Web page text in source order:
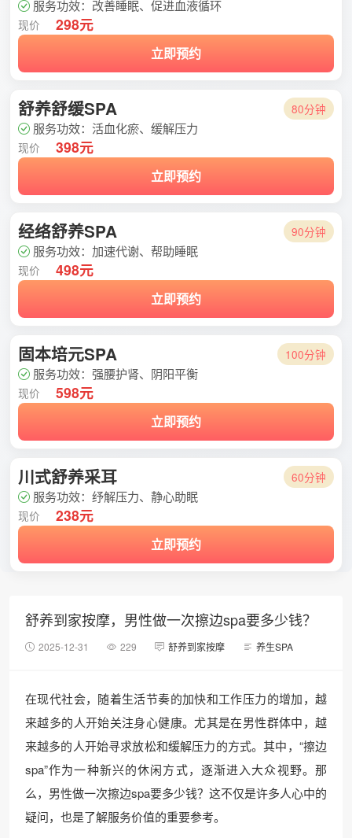
服务功效：改善睡眠、促进血液循环
现价 298元
立即预约
舒养舒缓SPA 80分钟
服务功效：活血化瘀、缓解压力
现价 398元
立即预约
经络舒养SPA 90分钟
服务功效：加速代谢、帮助睡眠
现价 498元
立即预约
固本培元SPA 100分钟
服务功效：强腰护肾、阴阳平衡
现价 598元
立即预约
川式舒养采耳 60分钟
服务功效：纾解压力、静心助眠
现价 238元
立即预约
舒养到家按摩，男性做一次擦边spa要多少钱？
2025-12-31 229 舒养到家按摩 养生SPA
在现代社会，随着生活节奏的加快和工作压力的增加，越
来越多的人开始关注身心健康。尤其是在男性群体中，越
来越多的人开始寻求放松和缓解压力的方式。其中，“擦边
spa”作为一种新兴的休闲方式，逐渐进入大众视野。那
么，男性做一次擦边spa要多少钱？这不仅是许多人心中的
疑问，也是了解服务价值的重要参考。